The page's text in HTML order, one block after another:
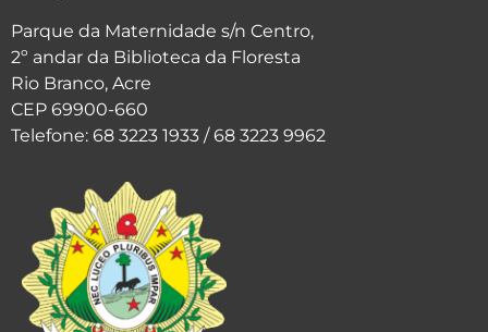
Parque da Maternidade s/n Centro,
2º andar da Biblioteca da Floresta
Rio Branco, Acre
CEP 69900-660
Telefone: 68 3223 1933 / 68 3223 9962